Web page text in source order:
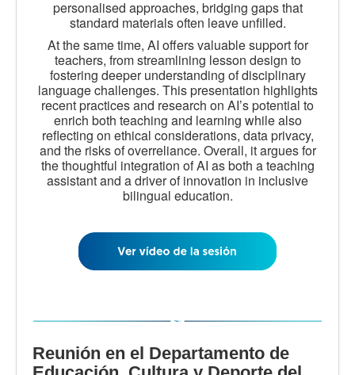
personalised approaches, bridging gaps that
standard materials often leave unfilled.
At the same time, AI offers valuable support for
teachers, from streamlining lesson design to
fostering deeper understanding of disciplinary
language challenges. This presentation highlights
recent practices and research on AI’s potential to
enrich both teaching and learning while also
reflecting on ethical considerations, data privacy,
and the risks of overreliance. Overall, it argues for
the thoughtful integration of AI as both a teaching
assistant and a driver of innovation in inclusive
bilingual education.
Reunión en el Departamento de